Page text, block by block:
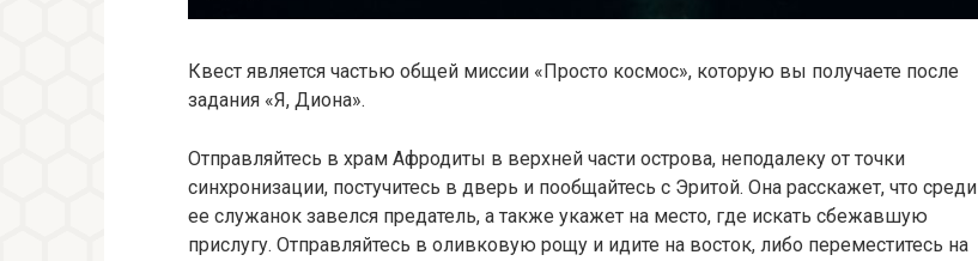
Квест является частью общей миссии «Просто космос», которую вы получаете после
задания «Я, Диона».
Отправляйтесь в храм Афродиты в верхней части острова, неподалеку от точки
синхронизации, постучитесь в дверь и пообщайтесь с Эритой. Она расскажет, что среди
ее служанок завелся предатель, а также укажет на место, где искать сбежавшую
прислугу. Отправляйтесь в оливковую рощу и идите на восток, либо переместитесь на